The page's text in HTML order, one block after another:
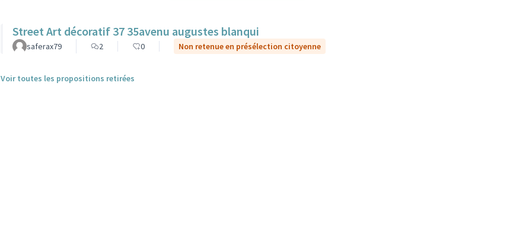
Street Art décoratif 37 35avenu augustes blanqui
saferax79 2 0 Non retenue en présélection citoyenne
Voir toutes les propositions retirées